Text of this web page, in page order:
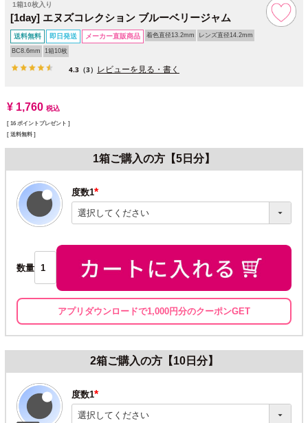
1箱10枚入り
[1day] エヌズコレクション ブルーベリージャム
送料無料 即日発送 メーカー直販商品 着色直径13.2mm レンズ直径14.2mm
BC8.6mm 1箱10枚
4.3 （3） レビューを見る・書く
¥ 1,760 税込
[ 16 ポイントプレゼント ]
送料無料
1箱ご購入の方【5日分】
度数1
(必
須)
数量
アプリダウンロードで1,000円分のクーポンGET
2箱ご購入の方【10日分】
度数1
(必
須)